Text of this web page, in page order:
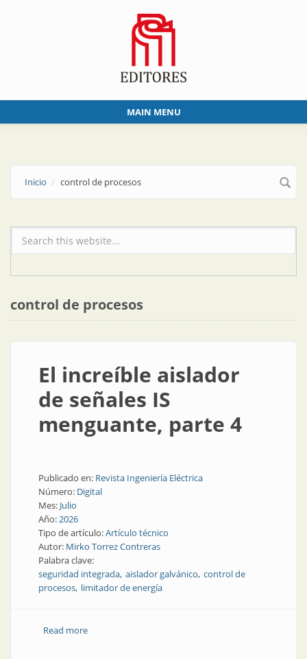
MAIN MENU
Inicio control de procesos
Formulario de búsqueda
control de procesos
El increíble aislador
de señales IS
menguante, parte 4
Publicado en: Revista Ingeniería Eléctrica
Número: Digital
Mes: Julio
Año:2026
Tipo de artículo:Artículo técnico
Autor: Mirko Torrez Contreras
Palabra clave:
seguridad integrada aislador galvánico control de
procesos limitador de energía
Read moreabout El increíble aislador de señales IS menguante,